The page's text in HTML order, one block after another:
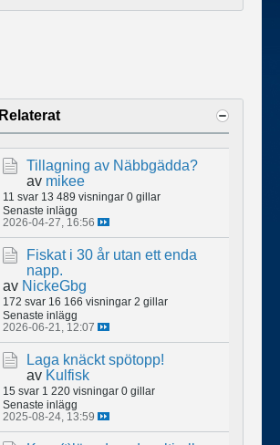
Relaterat
Tillagning av Näbbgädda?
av mikee
11 svar 13 489 visningar 0 gillar
Senaste inlägg
2026-04-27, 16:56
Fiskat i 30 år utan ett enda
napp.
av NickeGbg
172 svar 16 166 visningar 2 gillar
Senaste inlägg
2026-06-21, 12:07
Laga knäckt spötopp!
av Kulfisk
15 svar 1 220 visningar 0 gillar
Senaste inlägg
2025-08-24, 13:59